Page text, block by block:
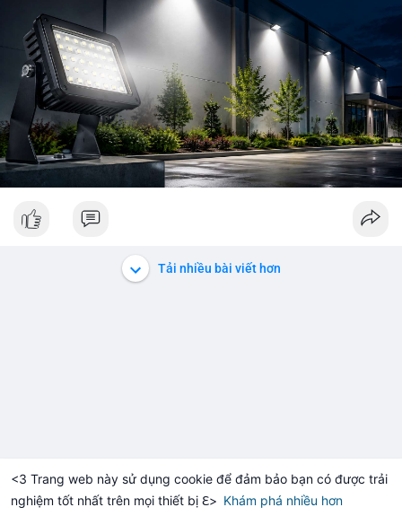
<3 Trang web này sử dụng cookie để đảm bảo bạn có được trải
nghiệm tốt nhất trên mọi thiết bị ℇ> Khám phá nhiều hơn
$1,915.10 +1.34% Solana $73.42 -1.12%
Tải nhiều bài viết hơn